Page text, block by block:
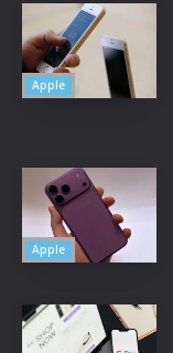
Apple
Apple